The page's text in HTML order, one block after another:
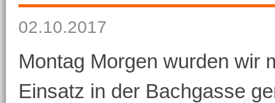
02.10.2017
Montag Morgen wurden wir
Einsatz in der Bachgasse